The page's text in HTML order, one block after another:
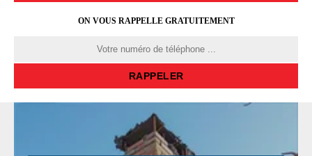
ON VOUS RAPPELLE GRATUITEMENT